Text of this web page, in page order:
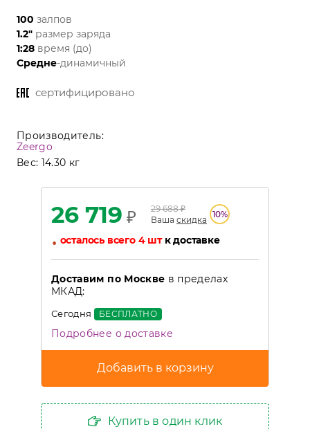
100 залпов
1.2" размер заряда
1:28 время (до)
Средне-динамичный
сертифицировано
Производитель:
Zeergo
Вес: 14.30 кг
26 719 ₽ 29 688₽
Ваша скидка
10%
• осталось всего 4 штк доставке
Доставим по Москве в пределах
МКАД:
Сегодня БЕСПЛАТНО
Подробнее о доставке
Купить в один клик